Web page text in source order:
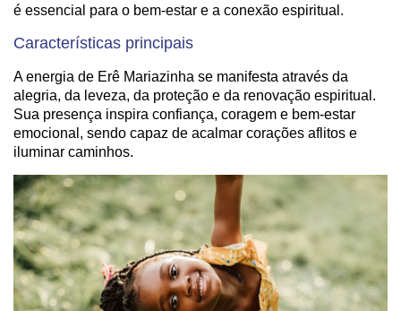
é essencial para o bem-estar e a conexão espiritual.
Características principais
A energia de Erê Mariazinha se manifesta através da
alegria, da leveza, da proteção e da renovação espiritual.
Sua presença inspira confiança, coragem e bem-estar
emocional, sendo capaz de acalmar corações aflitos e
iluminar caminhos.